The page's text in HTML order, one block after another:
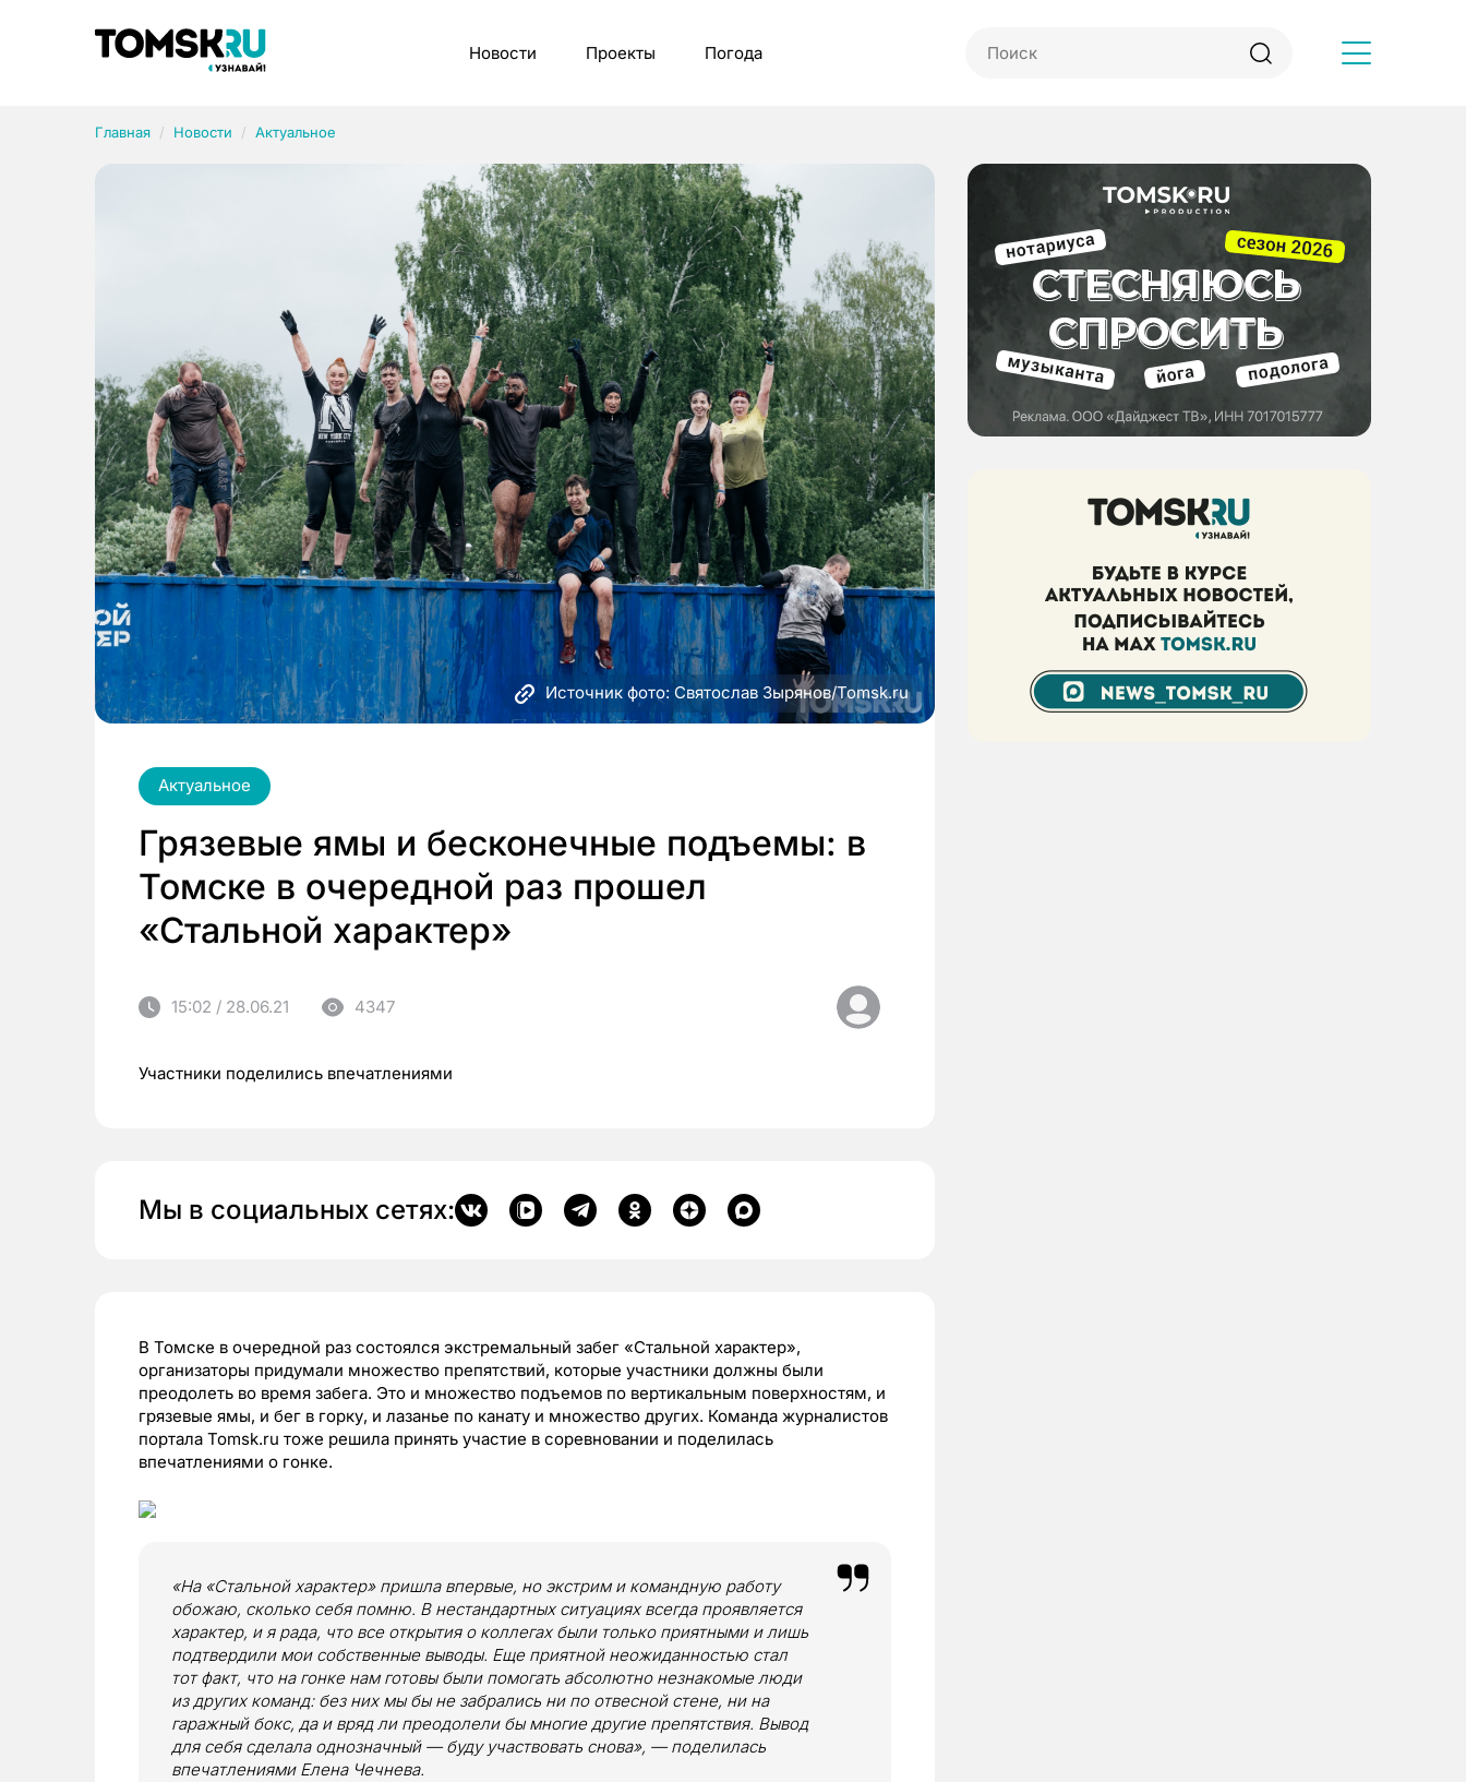
Новости Проекты Погода
Главная Новости Актуальное
Источник фото: Святослав Зырянов/Tomsk.ru
Актуальное
Грязевые ямы и бесконечные подъемы: в
Томске в очередной раз прошел
«Стальной характер»
15:02 / 28.06.21 4347
Участники поделились впечатлениями
Мы в социальных сетях:
В Томске в очередной раз состоялся экстремальный забег «Стальной характер»,
организаторы придумали множество препятствий, которые участники должны были
преодолеть во время забега. Это и множество подъемов по вертикальным поверхностям, и
грязевые ямы, и бег в горку, и лазанье по канату и множество других. Команда журналистов
портала Tomsk.ru тоже решила принять участие в соревновании и поделилась
впечатлениями о гонке.
«На «Стальной характер» пришла впервые, но экстрим и командную работу
обожаю, сколько себя помню. В нестандартных ситуациях всегда проявляется
характер, и я рада, что все открытия о коллегах были только приятными и лишь
подтвердили мои собственные выводы. Еще приятной неожиданностью стал
тот факт, что на гонке нам готовы были помогать абсолютно незнакомые люди
из других команд: без них мы бы не забрались ни по отвесной стене, ни на
гаражный бокс, да и вряд ли преодолели бы многие другие препятствия. Вывод
для себя сделала однозначный — буду участвовать снова», — поделилась
впечатлениями Елена Чечнева.
Рубрики